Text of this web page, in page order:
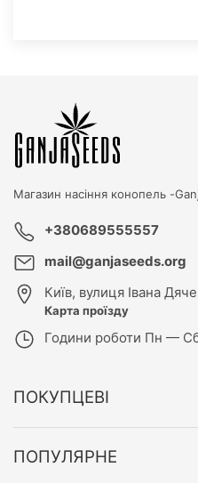
Магазин насіння конопель -
+380689555557
mail@ganjaseeds.org
Київ, вулиця Івана
Карта проїзду
Години роботи Пн —
ПОКУПЦЕВІ
ПОПУЛЯРНЕ